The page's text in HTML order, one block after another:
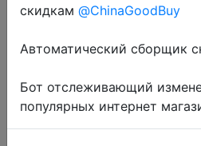
Coins
Перейти в
скидкам @ChinaGoodBuy
Автоматический сборщик
Бот отслеживающий
популярных интернет